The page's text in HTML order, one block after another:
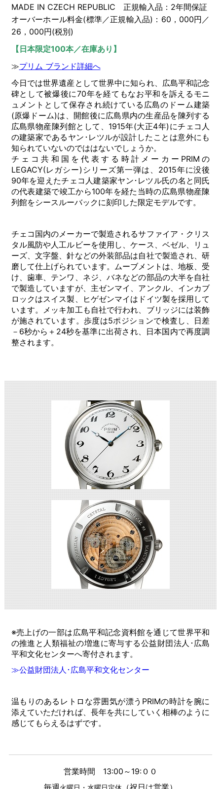
MADE IN CZECH REPUBLIC 正規輸入品：2年間保証
オーバーホール料金(標準／正規輸入品)：60，000円／
26，000円(税別)
【日本限定100本／在庫あり】
≫プリム ブランド詳細へ
今日では世界遺産として世界中に知られ、広島平和記念
碑として被爆後に70年を経てもなお平和を訴えるモニ
ュメントとして保存され続けている広島のドーム建築
(原爆ドーム)は、開館後に広島県内の生産品を陳列する
広島県物産陳列館として、1915年(大正4年)にチェコ人
の建築家であるヤン･レツルが設計したことは意外にも
知られていないのでははないでしょうか。
チェコ共和国を代表する時計メーカーPRIMの
LEGACY(レガシー)シリーズ第一弾は、2015年に没後
90年を迎えたチェコ人建築家ヤン･レツル氏の名と同氏
の代表建築で竣工から100年を経た当時の広島県物産陳
列館をシースルーバックに刻印した限定モデルです。
チェコ国内のメーカーで製造されるサファイア・クリス
タル風防や人工ルビーを使用し、ケース、ベゼル、リュ
ーズ、文字盤、針などの外装部品は自社で製造され、研
磨して仕上げられています。ムーブメントは、地板、受
け、歯車、テンワ、ネジ、バネなどの部品の大半を自社
で製造していますが、主ゼンマイ、アンクル、インカブ
ロックはスイス製、ヒゲゼンマイはドイツ製を採用して
います。メッキ加工も自社で行われ、ブリッジには装飾
が施されています。歩度は5ポジションで検査し、日差
－6秒から＋24秒を基準に出荷され、日本国内で再度調
整されます。
※売上げの一部は広島平和記念資料館を通じて世界平和
の推進と人類福祉の増進に寄与する公益財団法人･広島
平和文化センターへ寄付されます。
≫公益財団法人･広島平和文化センター
温もりのあるレトロな雰囲気が漂うPRIMの時計を腕に
添えていただければ、長年を共にしていく相棒のように
感じてもらえるはずです。
営業時間 13:00～19:００
毎週火曜日・水曜日定休 （祝日は営業）